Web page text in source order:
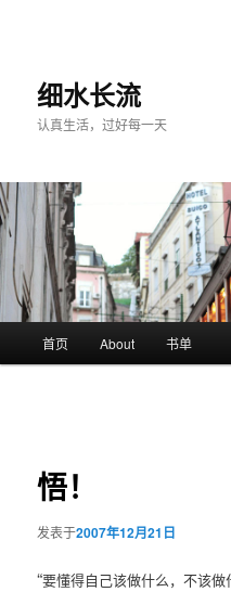
细水长流
认真生活，过好每一天
首页 About 书单
悟！
发表于2007年12月21日
“要懂得自己该做什么，不该